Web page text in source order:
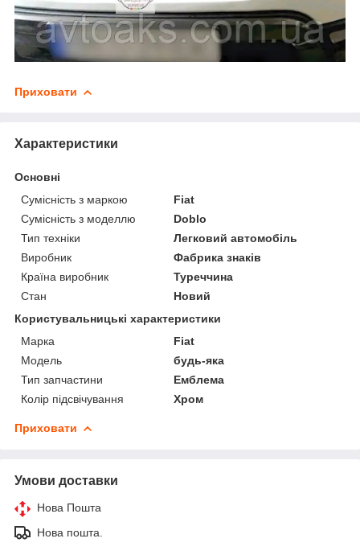
Приховати
Характеристики
Основні
Сумісність з маркою
Fiat
Сумісність з моделлю
Doblo
Тип техніки
Легковий автомобіль
Виробник
Фабрика знаків
Країна виробник
Туреччина
Стан
Новий
Користувальницькі характеристики
Марка
Fiat
Модель
будь-яка
Тип запчастини
Емблема
Колір підсвічування
Хром
Приховати
Умови доставки
Нова Пошта
Нова пошта.